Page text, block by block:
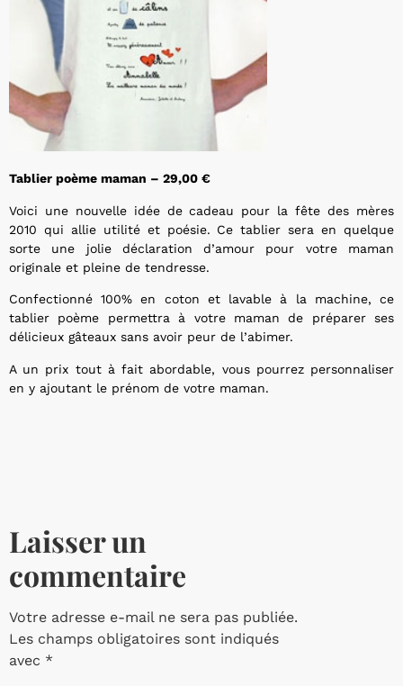
Tablier poème maman – 29,00 €
Voici une nouvelle idée de cadeau pour la fête des mères
2010 qui allie utilité et poésie. Ce tablier sera en quelque
sorte une jolie déclaration d’amour pour votre maman
originale et pleine de tendresse.
Confectionné 100% en coton et lavable à la machine, ce
tablier poème permettra à votre maman de préparer ses
délicieux gâteaux sans avoir peur de l’abimer.
A un prix tout à fait abordable, vous pourrez personnaliser
en y ajoutant le prénom de votre maman.
Laisser un
commentaire
Votre adresse e-mail ne sera pas publiée.
Les champs obligatoires sont indiqués
avec *